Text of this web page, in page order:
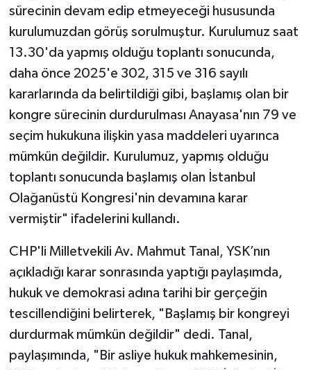
sürecinin devam edip etmeyeceği hususunda
kurulumuzdan görüş sorulmuştur. Kurulumuz saat
13.30'da yapmış olduğu toplantı sonucunda,
daha önce 2025'e 302, 315 ve 316 sayılı
kararlarında da belirtildiği gibi, başlamış olan bir
kongre sürecinin durdurulması Anayasa'nın 79 ve
seçim hukukuna ilişkin yasa maddeleri uyarınca
mümkün değildir. Kurulumuz, yapmış olduğu
toplantı sonucunda başlamış olan İstanbul
Olağanüstü Kongresi'nin devamına karar
vermiştir" ifadelerini kullandı.
CHP'li Milletvekili Av. Mahmut Tanal, YSK’nın
açıkladığı karar sonrasında yaptığı paylaşımda,
hukuk ve demokrasi adına tarihi bir gerçeğin
tescillendiğini belirterek, "Başlamış bir kongreyi
durdurmak mümkün değildir" dedi. Tanal,
paylaşımında, "Bir asliye hukuk mahkemesinin,